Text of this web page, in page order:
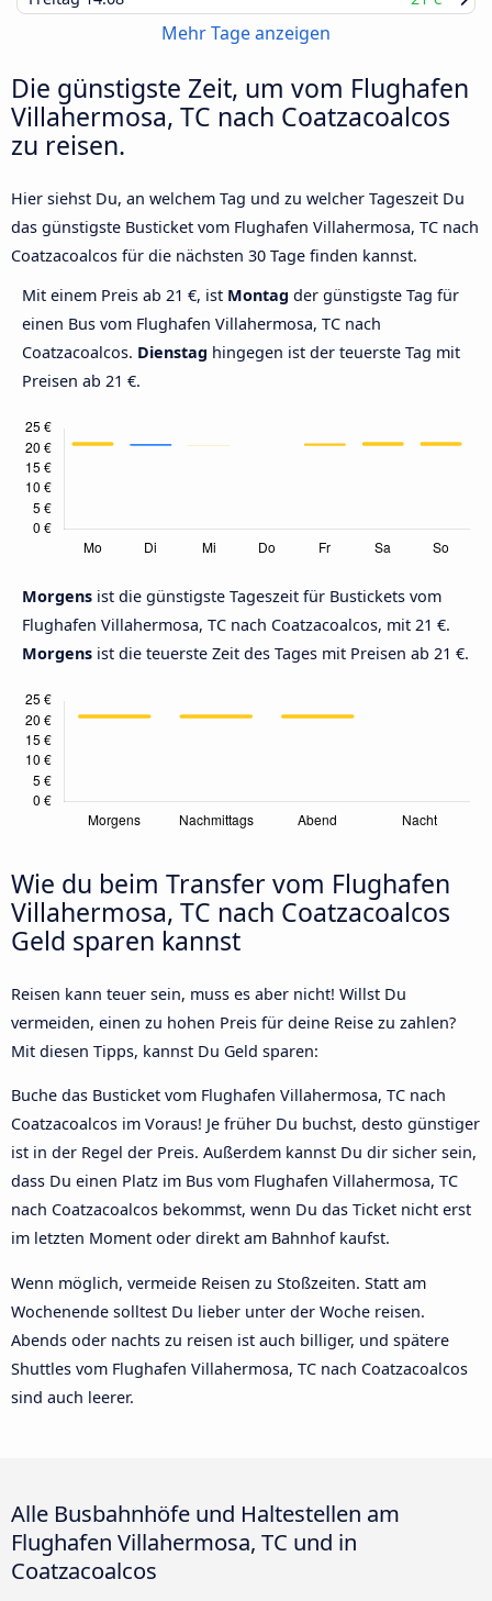
Mehr Tage anzeigen
Die günstigste Zeit, um vom Flughafen
Villahermosa, TC nach Coatzacoalcos
zu reisen.
Hier siehst Du, an welchem Tag und zu welcher Tageszeit Du
das günstigste Busticket vom Flughafen Villahermosa, TC nach
Coatzacoalcos für die nächsten 30 Tage finden kannst.
Mit einem Preis ab 21 €, ist Montag der günstigste Tag für
einen Bus vom Flughafen Villahermosa, TC nach
Coatzacoalcos. Dienstag hingegen ist der teuerste Tag mit
Preisen ab 21 €.
Morgens ist die günstigste Tageszeit für Bustickets vom
Flughafen Villahermosa, TC nach Coatzacoalcos, mit 21 €.
Morgens ist die teuerste Zeit des Tages mit Preisen ab 21 €.
Wie du beim Transfer vom Flughafen
Villahermosa, TC nach Coatzacoalcos
Geld sparen kannst
Reisen kann teuer sein, muss es aber nicht! Willst Du
vermeiden, einen zu hohen Preis für deine Reise zu zahlen?
Mit diesen Tipps, kannst Du Geld sparen:
Buche das Busticket vom Flughafen Villahermosa, TC nach
Coatzacoalcos im Voraus! Je früher Du buchst, desto günstiger
ist in der Regel der Preis. Außerdem kannst Du dir sicher sein,
dass Du einen Platz im Bus vom Flughafen Villahermosa, TC
nach Coatzacoalcos bekommst, wenn Du das Ticket nicht erst
im letzten Moment oder direkt am Bahnhof kaufst.
Wenn möglich, vermeide Reisen zu Stoßzeiten. Statt am
Wochenende solltest Du lieber unter der Woche reisen.
Abends oder nachts zu reisen ist auch billiger, und spätere
Shuttles vom Flughafen Villahermosa, TC nach Coatzacoalcos
sind auch leerer.
Alle Busbahnhöfe und Haltestellen am
Flughafen Villahermosa, TC und in
Coatzacoalcos